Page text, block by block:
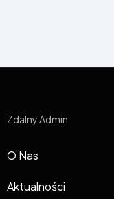
Zdalny Admin
O Nas
Aktualności